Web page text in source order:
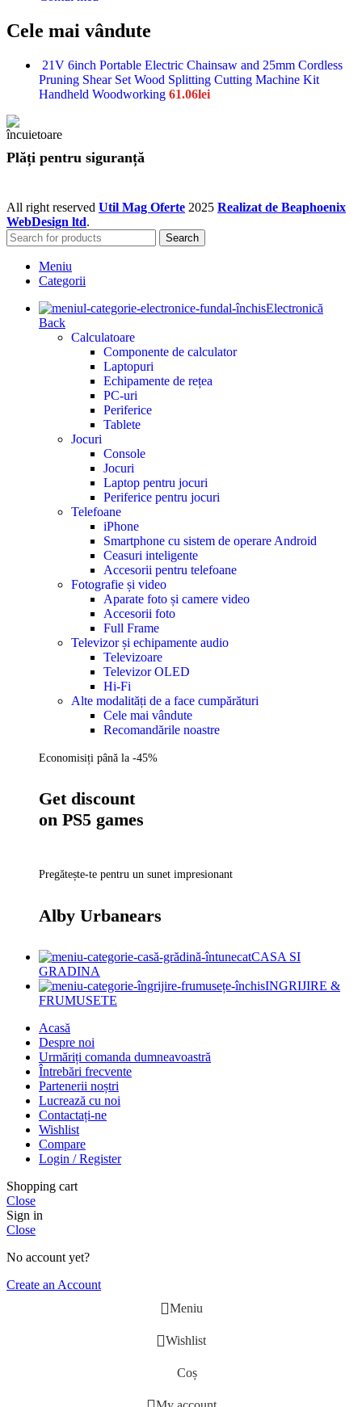
Cele mai vândute
21V 6inch Portable Electric Chainsaw and 25mm Cordless
Pruning Shear Set Wood Splitting Cutting Machine Kit
Handheld Woodworking 61.06lei
Plăți pentru siguranță
All right reserved Util Mag Oferte 2025 Realizat de Beaphoenix
WebDesign ltd.
Search
Meniu
Categorii
Electronică
Back
Calculatoare
Componente de calculator
Laptopuri
Echipamente de rețea
PC-uri
Periferice
Tablete
Jocuri
Console
Jocuri
Laptop pentru jocuri
Periferice pentru jocuri
Telefoane
iPhone
Smartphone cu sistem de operare Android
Ceasuri inteligente
Accesorii pentru telefoane
Fotografie și video
Aparate foto și camere video
Accesorii foto
Full Frame
Televizor și echipamente audio
Televizoare
Televizor OLED
Hi-Fi
Alte modalități de a face cumpărături
Cele mai vândute
Recomandările noastre
Economisiți până la -45%
Get discount
on PS5 games
Pregătește-te pentru un sunet impresionant
Alby Urbanears
CASA SI
GRADINA
INGRIJIRE &
FRUMUSETE
Acasă
Despre noi
Urmăriți comanda dumneavoastră
Întrebări frecvente
Partenerii noștri
Lucrează cu noi
Contactați-ne
Wishlist
Compare
Login / Register
Shopping cart
Close
Sign in
Close
No account yet?
Create an Account
Meniu
Wishlist
Coș